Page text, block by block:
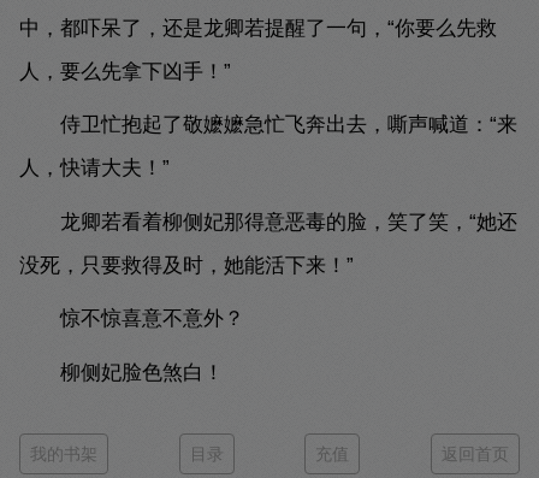
中，都吓呆了，还是龙卿若提醒了一句，“你要么先救
人，要么先拿下凶手！”
侍卫忙抱起了敬嬷嬷急忙飞奔出去，嘶声喊道：“来
人，快请大夫！”
龙卿若看着柳侧妃那得意恶毒的脸，笑了笑，“她还
没死，只要救得及时，她能活下来！”
惊不惊喜意不意外？
柳侧妃脸色煞白！
我的书架 目录 充值 返回首页